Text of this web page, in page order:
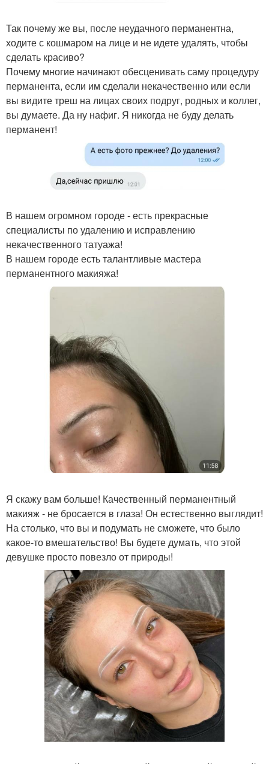
Так почему же вы, после неудачного перманентна,
ходите с кошмаром на лице и не идете удалять, чтобы
сделать красиво?
Почему многие начинают обесценивать саму процедуру
перманента, если им сделали некачественно или если
вы видите треш на лицах своих подруг, родных и коллег,
вы думаете. Да ну нафиг. Я никогда не буду делать
перманент!
В нашем огромном городе - есть прекрасные
специалисты по удалению и исправлению
некачественного татуажа!
В нашем городе есть талантливые мастера
перманентного макияжа!
Я скажу вам больше! Качественный перманентный
макияж - не бросается в глаза! Он естественно выглядит!
На столько, что вы и подумать не сможете, что было
какое-то вмешательство! Вы будете думать, что этой
девушке просто повезло от природы!